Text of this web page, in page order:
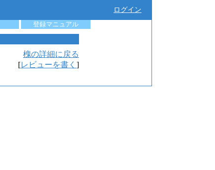
ログイン
登録マニュアル
槐の詳細に戻る
[レビューを書く ]